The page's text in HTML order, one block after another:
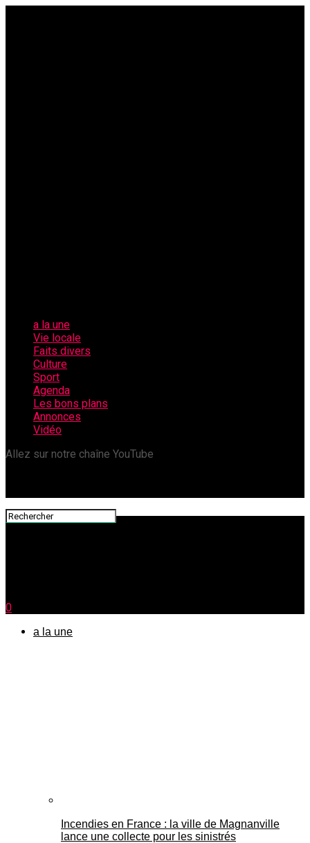
a la une
Vie locale
Faits divers
Culture
Sport
Agenda
Les bons plans
Annonces
Vidéo
Allez sur notre chaîne YouTube
0
a la une
Incendies en France : la ville de Magnanville
lance une collecte pour les sinistrés